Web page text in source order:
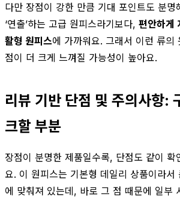
다만 장점이 강한 만큼 기대 포인트도 분명
‘연출’하는 고급 원피스라기보다, 편안하게
활형 원피스에 가까워요. 그래서 이런 류의
점이 더 크게 느껴질 가능성이 높아요.
리뷰 기반 단점 및 주의사항:
크할 부분
장점이 분명한 제품일수록, 단점도 같이 확
요. 이 원피스는 기본형 데일리 상품이라서
에 맞춰져 있는데, 바로 그 점 때문에 일부